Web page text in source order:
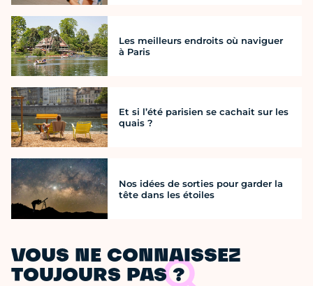
Les meilleurs endroits où naviguer
à Paris
Et si l’été parisien se cachait sur les
quais ?
Nos idées de sorties pour garder la
tête dans les étoiles
VOUS NE CONNAISSEZ
TOUJOURS PAS ?